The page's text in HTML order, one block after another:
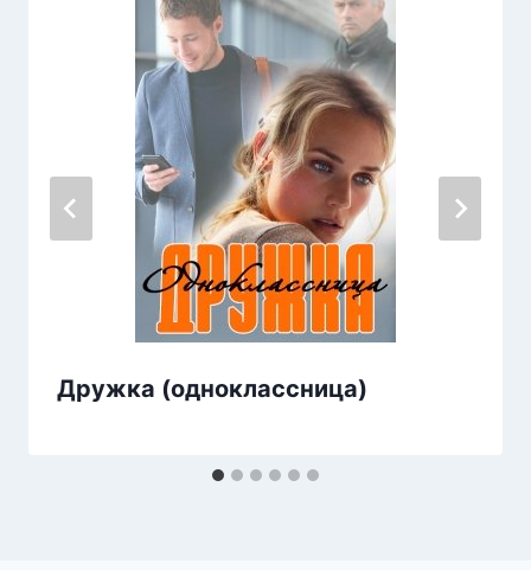
Дружка (одноклассница)